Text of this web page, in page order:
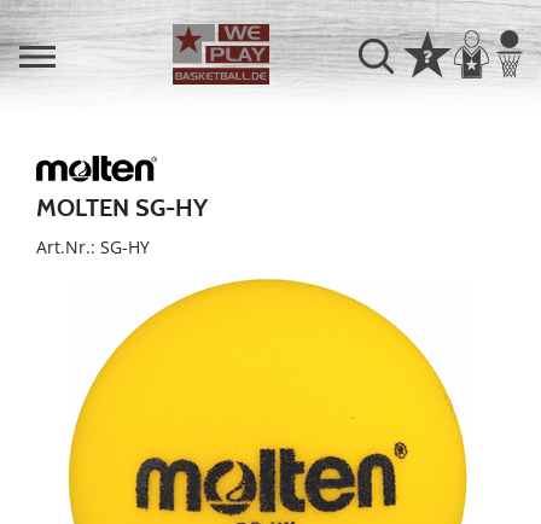
MOLTEN SG-HY
Art.Nr.: SG-HY